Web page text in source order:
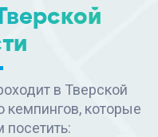
в Тверской
кемпингов, которые